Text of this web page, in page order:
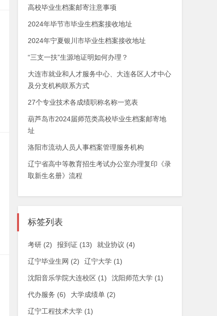
高校毕业生档案邮寄注意事项
2024年毕节市毕业生档案接收地址
2024年宁夏银川市毕业生档案接收地址
“三支一扶”生源地证明如何办理？
大连市就业和人才服务中心、大连各区人才中心
及分支机构联系方式
27个专业技术各成绩职称名称一览表
葫芦岛市2024届师范类高校毕业生档案邮寄地
址
洛阳市流动人员人事档案管理服务机构
辽宁省高中等教育招生考试办公室办理复印《录
取新生名册》流程
标签列表
考研 (2) 报到证 (13) 就业协议 (4)
辽宁毕业生网 (2) 辽宁大学 (1)
沈阳音乐学院大连校区 (1) 沈阳师范大学 (1)
代办服务 (6) 大学成绩单 (2)
辽宁工程技术大学 (1)